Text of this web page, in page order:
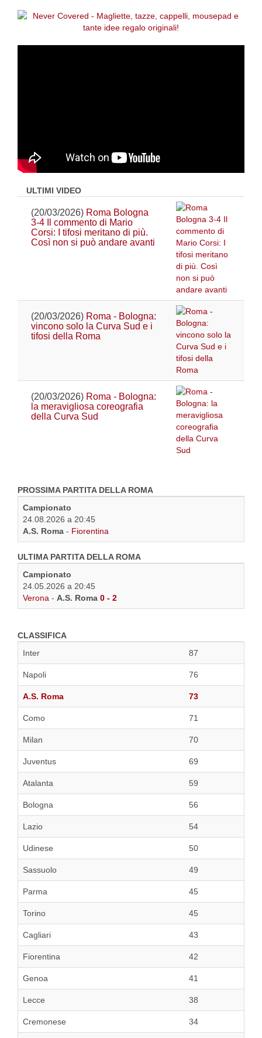
ULTIMI VIDEO
(20/03/2026) Roma Bologna
3-4 Il commento di Mario
Corsi: I tifosi meritano di più.
Così non si può andare avanti
(20/03/2026) Roma - Bologna:
vincono solo la Curva Sud e i
tifosi della Roma
(20/03/2026) Roma - Bologna:
la meravigliosa coreografia
della Curva Sud
PROSSIMA PARTITA DELLA ROMA
Campionato
24.08.2026 a 20:45
A.S. Roma - Fiorentina
ULTIMA PARTITA DELLA ROMA
Campionato
24.05.2026 a 20:45
Verona - A.S. Roma 0 - 2
CLASSIFICA
Inter
87
Napoli 76
A.S. Roma 73
Como 71
Milan 70
Juventus 69
Atalanta 59
Bologna 56
Lazio 54
Udinese 50
Sassuolo 49
Parma 45
Torino 45
Cagliari 43
Fiorentina 42
Genoa 41
Lecce 38
Cremonese 34